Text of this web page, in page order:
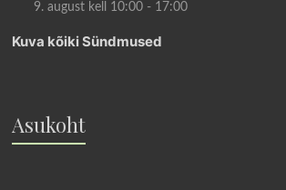
9. august kell 10:00 - 17:00
Kuva kõiki Sündmused
Asukoht